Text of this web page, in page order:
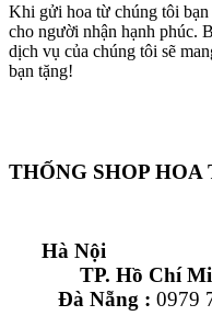
Khi gửi hoa từ chúng tôi bạn
cho người nhận hạnh phúc.
dịch vụ của chúng tôi sẽ
bạn tặng!
THỐNG SHOP HOA
TP.
Đà Nẵng : 0979